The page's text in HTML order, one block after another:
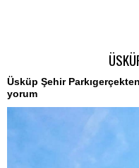
Üsküp Şehir
yorum